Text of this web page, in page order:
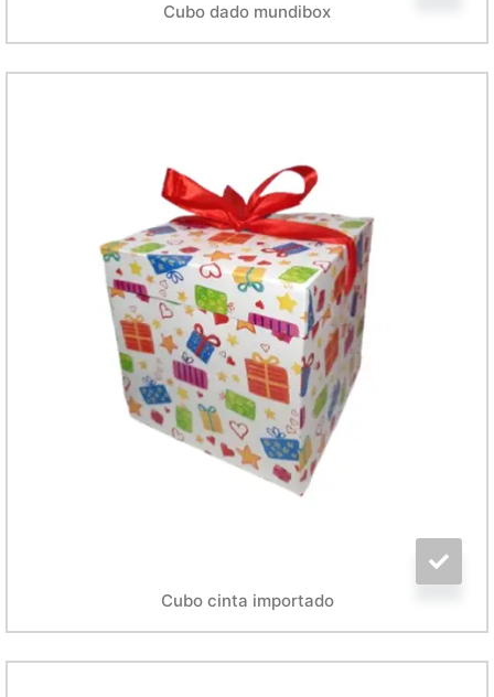
Cubo dado mundibox
Cubo cinta importado